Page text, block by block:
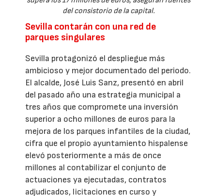
del consistorio de la capital.
Sevilla contarán con una red de
parques singulares
Sevilla protagonizó el despliegue más
ambicioso y mejor documentado del periodo.
El alcalde, José Luis Sanz, presentó en abril
del pasado año una estrategia municipal a
tres años que compromete una inversión
superior a ocho millones de euros para la
mejora de los parques infantiles de la ciudad,
cifra que el propio ayuntamiento hispalense
elevó posteriormente a más de once
millones al contabilizar el conjunto de
actuaciones ya ejecutadas, contratos
adjudicados, licitaciones en curso y